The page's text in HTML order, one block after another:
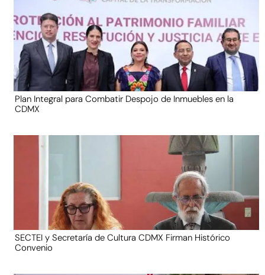
Plan Integral para Combatir Despojo de Inmuebles en la
CDMX
SECTEI y Secretaría de Cultura CDMX Firman Histórico
Convenio